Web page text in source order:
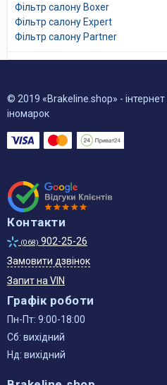
Фільтр салону Boxer
Фільтр салону Expert
Фільтр салону Partner
© 2019 «Brakeline.shop» -
іномарок
Контакти
(068) 902-25-26
Замовити дзвінок
Запит на VIN
Графік роботи
Пн-Пт: 9:00-18:00
Сб: вихідний
Нд: вихідний